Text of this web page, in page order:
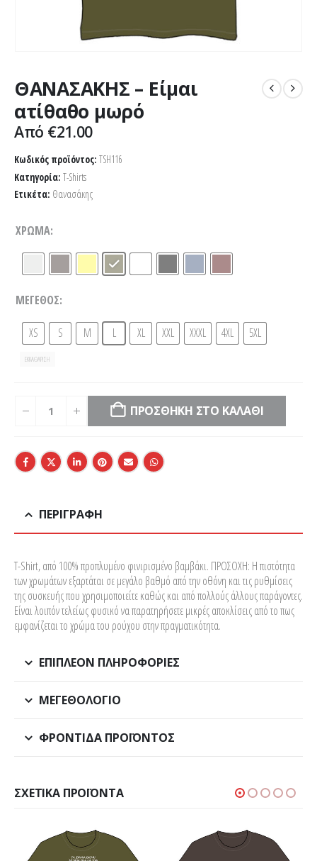
ΘΑΝΑΣΑΚΗΣ – Είμαι
ατίθαθο μωρό
Από €21.00
Κωδικός προϊόντος: TSH116
Κατηγορία: T-Shirts
Ετικέτα: Θανασάκης
ΧΡΏΜΑ
ΜΈΓΕΘΟΣ
XS S M L XL XXL XXXL 4XL 5XL
ΕΚΚΑΘΆΡΙΣΗ
ΠΡΟΣΘΉΚΗ ΣΤΟ ΚΑΛΆΘΙ
ΠΕΡΙΓΡΑΦΉ
T-Shirt, από 100% προπλυμένο φινιρισμένο βαμβάκι. ΠΡΟΣΟΧΗ: Η πιστότητα
των χρωμάτων εξαρτάται σε μεγάλο βαθμό από την οθόνη και τις ρυθμίσεις
της συσκευής που χρησιμοποιείτε καθώς και από πολλούς άλλους παράγοντες.
Είναι λοιπόν τελείως φυσικό να παρατηρήσετε μικρές αποκλίσεις από το πως
εμφανίζεται το χρώμα του ρούχου στην πραγματικότητα.
ΕΠΙΠΛΈΟΝ ΠΛΗΡΟΦΟΡΊΕΣ
ΜΕΓΕΘΟΛΌΓΙΟ
ΦΡΟΝΤΊΔΑ ΠΡΟΪΌΝΤΟΣ
ΣΧΕΤΙΚΆ ΠΡΟΪΌΝΤΑ